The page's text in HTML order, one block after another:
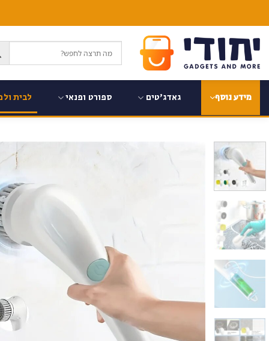
content
מידע נוסף גאדג'טים ספורט ופנאי לבית